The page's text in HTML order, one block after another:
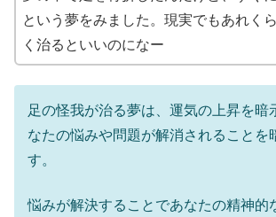
という夢をみました。現実でもあれく
く治るといいのになー
足の怪我が治る夢は、運気の上昇を暗
なたの悩みや問題が解消されることを
す。
悩みが解決することであなたの精神的